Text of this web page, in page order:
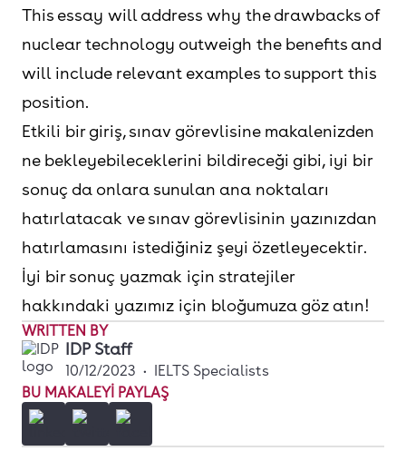
This essay will address why the drawbacks of
nuclear technology outweigh the benefits and
will include relevant examples to support this
position.
Etkili bir giriş, sınav görevlisine makalenizden
ne bekleyebileceklerini bildireceği gibi, iyi bir
sonuç da onlara sunulan ana noktaları
hatırlatacak ve sınav görevlisinin yazınızdan
hatırlamasını istediğiniz şeyi özetleyecektir.
İyi bir sonuç yazmak için stratejiler
hakkındaki yazımız için bloğumuza göz atın!
WRITTEN BY
IDP Staff
10/12/2023 • IELTS Specialists
BU MAKALEYI PAYLAŞ